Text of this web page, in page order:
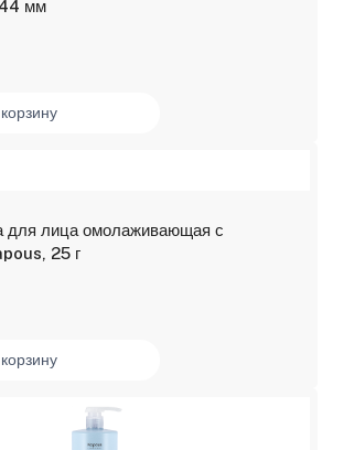
44 мм
для лица омолаживающая с
25 г